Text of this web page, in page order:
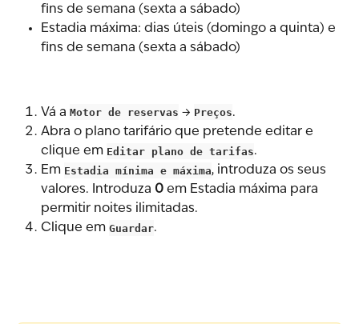
fins de semana (sexta a sábado)
Estadia máxima: dias úteis (domingo a quinta) e
fins de semana (sexta a sábado)
Vá a Motor de reservas → Preços.
Abra o plano tarifário que pretende editar e
clique em Editar plano de tarifas.
Em Estadia mínima e máxima, introduza os seus
valores. Introduza 0 em Estadia máxima para
permitir noites ilimitadas.
Clique em Guardar.